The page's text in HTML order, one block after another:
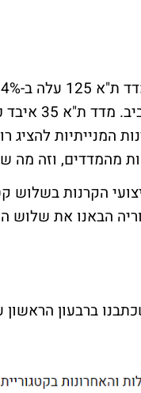
המנייתיות להציג
מהמדדים, וזה מה
הקרנות בשלוש
הבאנו את שלוש
ברבעון הראשון